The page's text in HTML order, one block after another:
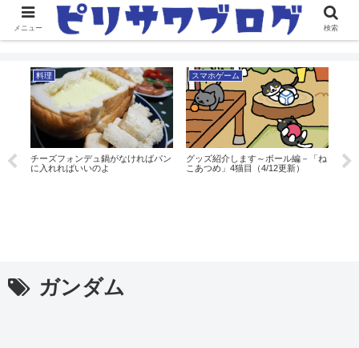
料理
チーズフォンデュ鍋がなければパン
に入れればいいのよ
スマホゲーム
グッズ紹介します～ボール編－「ね
こあつめ」4猫目（4/12更新）
ア
カ
ガンダム
メニュー 検索